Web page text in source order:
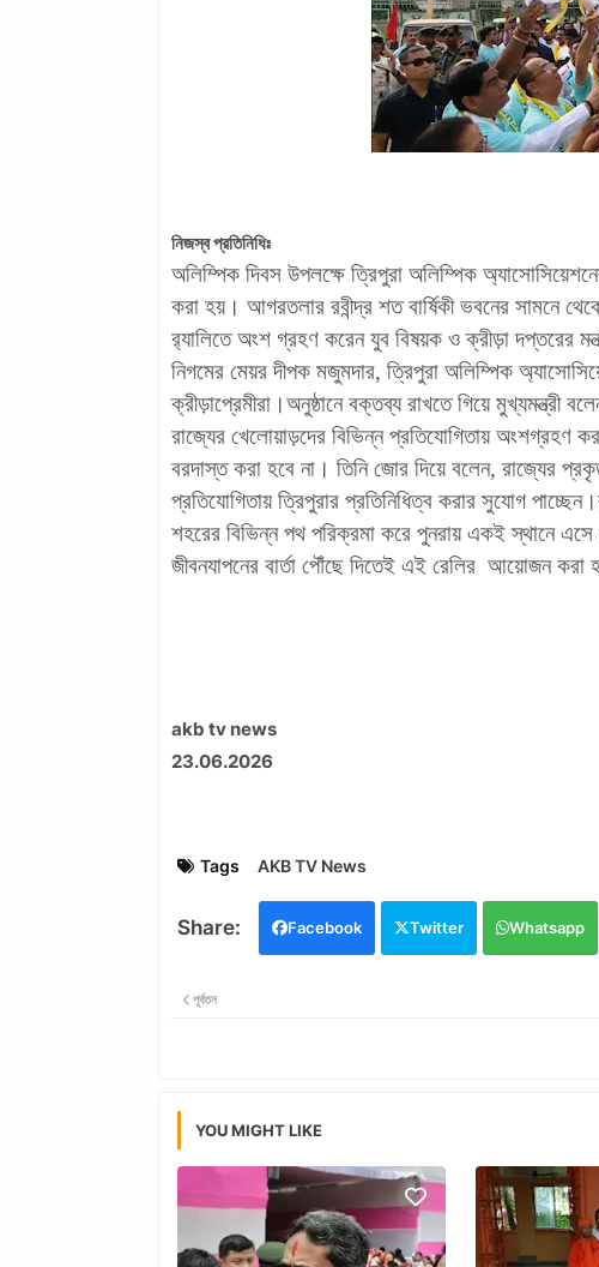
নিজস্ব প্রতিনিধিঃ
অলিম্পিক দিবস উপলক্ষে ত্রিপুরা অলিম্পিক
করা হয়। আগরতলার রবীন্দ্র শত বার্ষিকী ভবনের সামনে
র‍্যালিতে অংশ গ্রহণ করেন যুব বিষয়ক ও ক্রীড়া দপ্তরের
নিগমের মেয়র দীপক মজুমদার, ত্রিপুরা অলিম্পিক
ক্রীড়াপ্রেমীরা।অনুষ্ঠানে বক্তব্য রাখতে গিয়ে
রাজ্যের খেলোয়াড়দের বিভিন্ন প্রতিযোগিতায় অংশগ্রহণ
বরদাস্ত করা হবে না। তিনি জোর দিয়ে বলেন, রাজ্যের
প্রতিযোগিতায় ত্রিপুরার প্রতিনিধিত্ব করার সুযোগ
শহরের বিভিন্ন পথ পরিক্রমা করে পুনরায় একই স্থানে
জীবনযাপনের বার্তা পৌঁছে দিতেই এই রে‍লির আয়োজন
akb tv news
23.06.2026
Tags AKB TV News
Facebook Twitter Whatsapp
পূর্বতন
YOU MIGHT LIKE